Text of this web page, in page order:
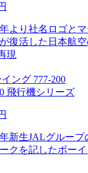
より社名ロゴと
復活した日本航
現
ング 777-200
飛行機シリーズ
新生JALグループ
クを記したボーイ